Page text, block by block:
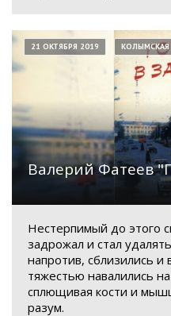
Валерий Фатеев
21 ОКТЯБРЯ 2019 КОЛЫМСКАЯ
Нестерпимый до этого
задрожал и стал
напротив, сблизились и
тяжестью навалились
сплющивая кости и
разум.